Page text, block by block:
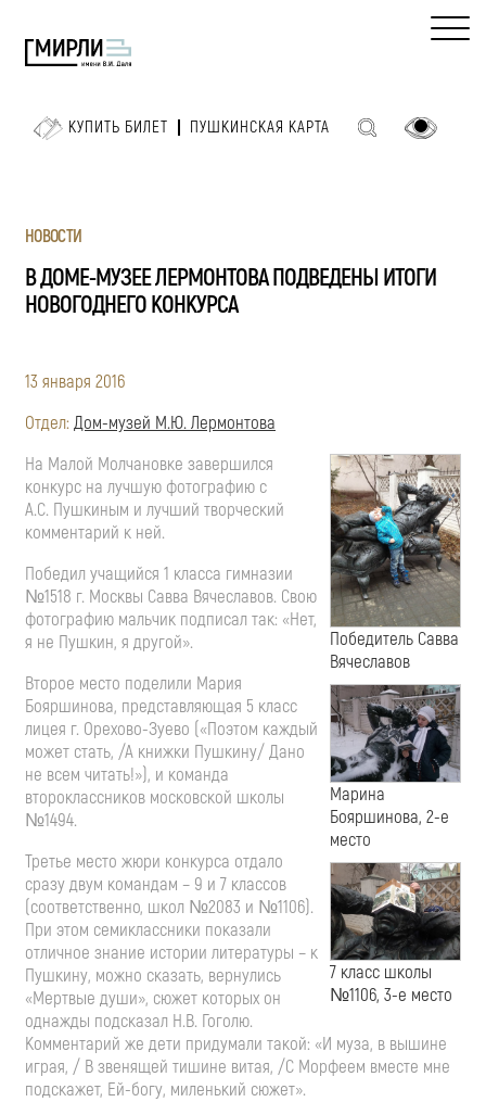
КУПИТЬ БИЛЕТ ПУШКИНСКАЯ КАРТА
НОВОСТИ
В ДОМЕ-МУЗЕЕ ЛЕРМОНТОВА ПОДВЕДЕНЫ ИТОГИ
НОВОГОДНЕГО КОНКУРСА
13 января 2016
Отдел:Дом-музей М.Ю. Лермонтова
Победитель Савва
Вячеславов
Марина
Бояршинова, 2-е
место
7 класс школы
№1106, 3-е место
На Малой Молчановке завершился
конкурс на лучшую фотографию с
А.С. Пушкиным и лучший творческий
комментарий к ней.
Победил учащийся 1 класса гимназии
№1518 г. Москвы Савва Вячеславов. Свою
фотографию мальчик подписал так: «Нет,
я не Пушкин, я другой».
Второе место поделили Мария
Бояршинова, представляющая 5 класс
лицея г. Орехово-Зуево («Поэтом каждый
может стать, /А книжки Пушкину/ Дано
не всем читать!»), и команда
второклассников московской школы
№1494.
Третье место жюри конкурса отдало
сразу двум командам – 9 и 7 классов
(соответственно, школ №2083 и №1106).
При этом семиклассники показали
отличное знание истории литературы – к
Пушкину, можно сказать, вернулись
«Мертвые души», сюжет которых он
однажды подсказал Н.В. Гоголю.
Комментарий же дети придумали такой: «И муза, в вышине
играя, / В звенящей тишине витая, /С Морфеем вместе мне
подскажет, Ей-богу, миленький сюжет».